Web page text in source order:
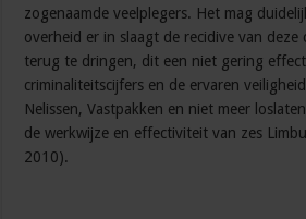
zogenaamde veelplegers. Het mag
overheid er in slaagt de recidive van deze
terug te dringen, dit een niet gering
criminaliteitscijfers en de ervaren
Nelissen, Vastpakken en niet meer
de werkwijze en effectiviteit van zes
2010).